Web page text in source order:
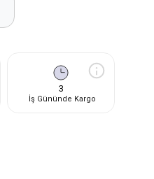
3
İş Gününde Kargo